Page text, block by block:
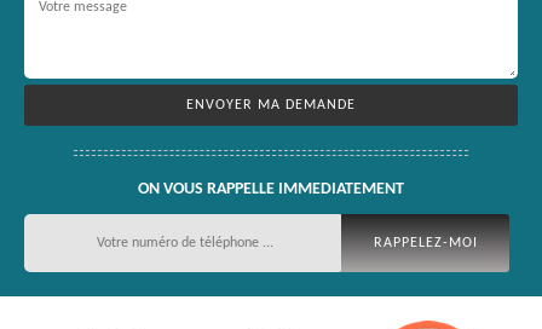
ON VOUS RAPPELLE IMMEDIATEMENT